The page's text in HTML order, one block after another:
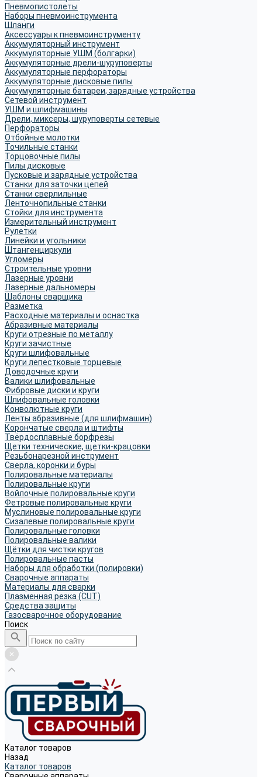
Пневмопистолеты
Наборы пневмоинструмента
Шланги
Аксессуары к пневмоинструменту
Аккумуляторный инструмент
Аккумуляторные УШМ (болгарки)
Аккумуляторные дрели-шуруповерты
Аккумуляторные перфораторы
Аккумуляторные дисковые пилы
Аккумуляторные батареи, зарядные устройства
Сетевой инструмент
УШМ и шлифмашины
Дрели, миксеры, шуруповерты сетевые
Перфораторы
Отбойные молотки
Точильные станки
Торцовочные пилы
Пилы дисковые
Пусковые и зарядные устройства
Станки для заточки цепей
Станки сверлильные
Ленточнопильные станки
Стойки для инструмента
Измерительный инструмент
Рулетки
Линейки и угольники
Штангенциркули
Угломеры
Строительные уровни
Лазерные уровни
Лазерные дальномеры
Шаблоны сварщика
Разметка
Расходные материалы и оснастка
Абразивные материалы
Круги отрезные по металлу
Круги зачистные
Круги шлифовальные
Круги лепестковые торцевые
Доводочные круги
Валики шлифовальные
Фибровые диски и круги
Шлифовальные головки
Конволютные круги
Ленты абразивные (для шлифмашин)
Корончатые сверла и штифты
Твёрдосплавные борфрезы
Щетки технические, щетки-крацовки
Резьбонарезной инструмент
Сверла, коронки и буры
Полировальные материалы
Полировальные круги
Войлочные полировальные круги
Фетровые полировальные круги
Муслиновые полировальные круги
Cизалевые полировальные круги
Полировальные головки
Полировальные валики
Щётки для чистки кругов
Полировальные пасты
Наборы для обработки (полировки)
Сварочные аппараты
Материалы для сварки
Плазменная резка (CUT)
Средства защиты
Газосварочное оборудование
Поиск
Каталог товаров
Назад
Каталог товаров